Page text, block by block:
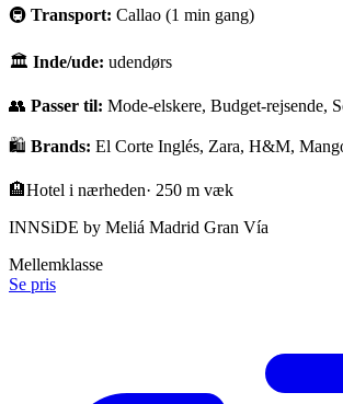
🚇 Transport: Callao (1 min gang)
🏛 Inde/ude: udendørs
👥 Passer til: Mode-elskere, Budget-rejsende,
🛍️ Brands: El Corte Inglés, Zara, H&M,
🏨Hotel i nærheden· 250 m væk
INNSiDE by Meliá Madrid Gran Vía
Mellemklasse
Se pris